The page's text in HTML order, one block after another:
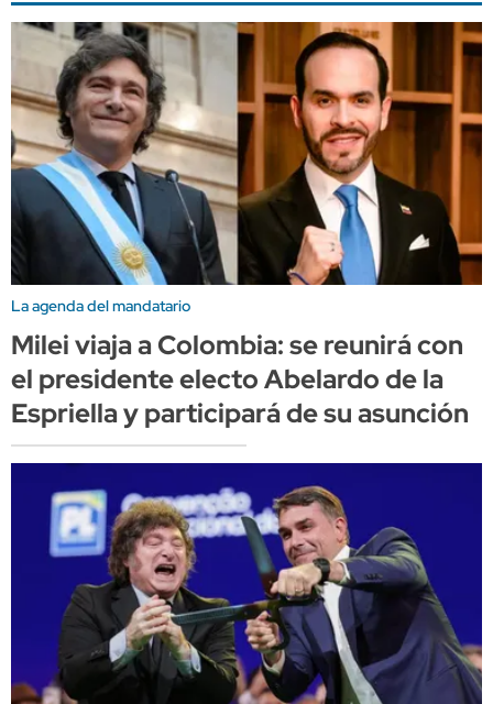
La agenda del mandatario
Milei viaja a Colombia: se reunirá con
el presidente electo Abelardo de la
Espriella y participará de su asunción